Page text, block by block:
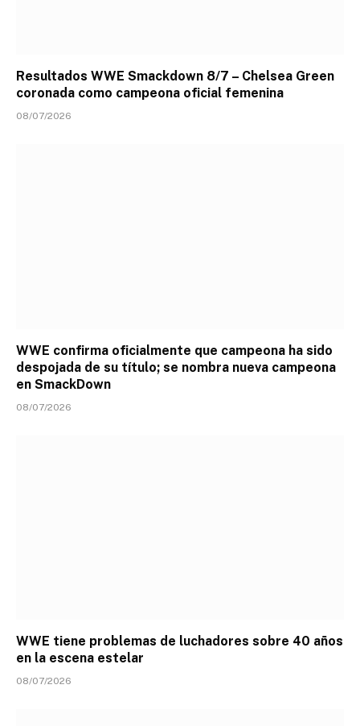
Resultados WWE Smackdown 8/7 – Chelsea Green
coronada como campeona oficial femenina
08/07/2026
WWE confirma oficialmente que campeona ha sido
despojada de su título; se nombra nueva campeona
en SmackDown
08/07/2026
WWE tiene problemas de luchadores sobre 40 años
en la escena estelar
08/07/2026